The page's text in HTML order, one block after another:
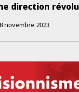
direction
novembre 2023